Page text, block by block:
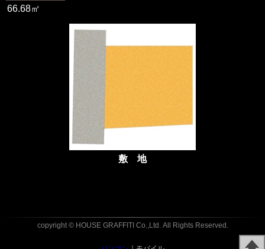
66.68㎡
敷 地
copyright © HOUSE GRAFFITI Co.,Ltd. All Rights Reserved.